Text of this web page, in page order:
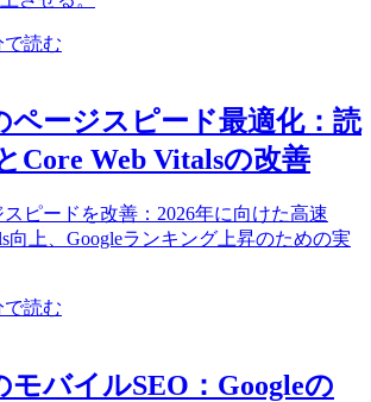
で読む
ページスピード最適化：読
Core Web Vitalsの改善
スピードを改善：2026年に向けた高速
向上、Googleランキング上昇のための実
で読む
モバイルSEO：Googleの